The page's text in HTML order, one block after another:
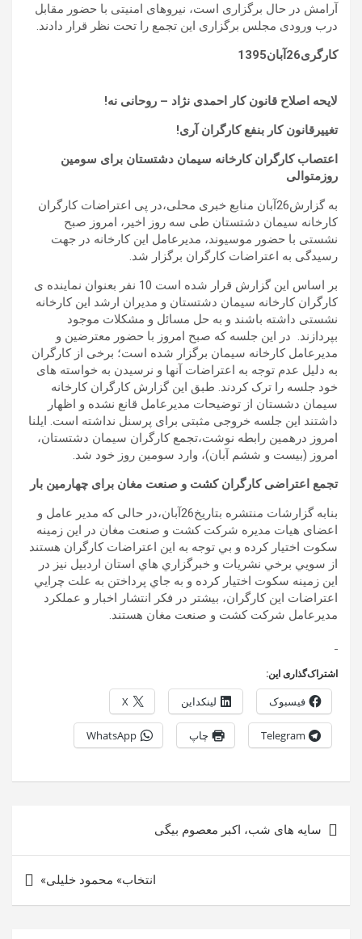
آرامش در حال برگزاری است، نیروهای امنیتی با حضور مقابل
درب ورودی مجلس برگزاری این تجمع را تحت نظر قرار دادند.
کارگری26آبان1395
لایحه اصلاح قانون کار احمدی نژاد – روحانی نه!
تغییرقانون کار بنفع کارگران آری!
اعتصاب کارگران کارخانه سیمان دشتستان برای سومین
روزمتوالی
به گزارش26آبان منابع خبری محلی،در پی اعتراضات کارگران
کارخانه سیمان دشتستان طی سه روز اخیر، امروز صبح
نشستی با حضور موسیوند، مدیرعامل این کارخانه در جهت
رسیدگی به اعتراضات کارگران برگزار شد.
بر اساس این گزارش قرار شده است 10 نفر بعنوان نماینده ی
کارگران کارخانه سیمان دشتستان و مدیران ارشد این کارخانه
نشستی داشته باشند و به حل مسائل و مشکلات موجود
بپردازند. در این جلسه که صبح امروز با حضور معترضین و
مدیرعامل کارخانه سیمان برگزار شده است؛ برخی از کارگران
به دلیل عدم توجه به اعتراضات آنها و نرسیدن به خواسته های
خود جلسه را ترک کردند. طبق این گزارش کارگران کارخانه
سیمان دشستان از توضیحات مدیرعامل قانع نشده و اظهار
داشتند این جلسه خروجی مثبتی برای پرسنل نداشته است. ایلنا
امروز درهمین رابطه نوشت،تجمع کارگران سیمان دشتستان،
امروز (بیست و ششم آبان)، وارد سومین روز خود شد.
تجمع اعتراضی كارگران كشت و صنعت مغان برای چهارمین بار
بنابه گزارشات منتشره بتاریخ26آبان،در حالی که مدیر عامل و
اعضای هیات مدیره شرکت کشت و صنعت مغان در اين زمينه
سکوت اختیار کرده و بي توجه به اين اعتراضات كارگران هستند
از سويي برخي نشريات و خبرگزاري هاي استان اردبيل نيز در
اين زمينه سكوت اختيار كرده و به جاي پرداختن به علت چرايي
اعتراضات اين كارگران، بيشتر در فكر انتشار اخبار و عملكرد
مديرعامل شركت كشت و صنعت مغان هستند.
اشتراک‌گذاری این:
فیسبوک لینکداین X
Telegram چاپ WhatsApp
نوشته
سایه های شب، اکبر معصوم بیگی
انتخاب» محمود خلیلی»